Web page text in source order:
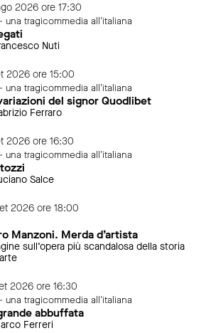
2026 ore 17:30
una tragicommedia all'italiana
Nuti
2026 ore 15:00
una tragicommedia all'italiana
del signor Quodlibet
Ferraro
2026 ore 16:30
una tragicommedia all'italiana
Salce
2026 ore 18:00
Manzoni. Merda d’artista
sull’opera più scandalosa della storia
2026 ore 16:30
una tragicommedia all'italiana
abbuffata
Ferreri